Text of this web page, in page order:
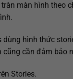
màn hình theo
hình thức
cần đảm bảo
Stories.